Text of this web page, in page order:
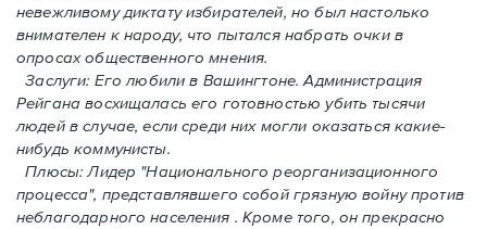
невежливому диктату избирателей, но был настолько
внимателен к народу, что пытался набрать очки в
опросах общественного мнения.
Заслуги: Его любили в Вашингтоне. Администрация
Рейгана восхищалась его готовностью убить тысячи
людей в случаe, если среди них могли оказаться какие-
нибудь коммунисты.
Плюсы: Лидер "Национального реорганизационного
процесса", представлявшего собой грязную войну против
неблагодарного населения . Кроме того, он прекрасно